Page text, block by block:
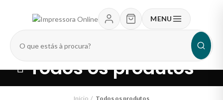
Pesquisar
produtos
MENU
Todos os produtos
Início Todos os produtos